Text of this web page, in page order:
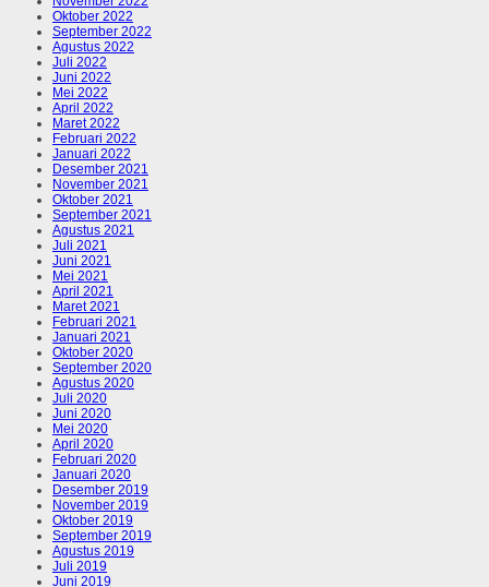
Oktober 2022
September 2022
Agustus 2022
Juli 2022
Juni 2022
Mei 2022
April 2022
Maret 2022
Februari 2022
Januari 2022
Desember 2021
November 2021
Oktober 2021
September 2021
Agustus 2021
Juli 2021
Juni 2021
Mei 2021
April 2021
Maret 2021
Februari 2021
Januari 2021
Oktober 2020
September 2020
Agustus 2020
Juli 2020
Juni 2020
Mei 2020
April 2020
Februari 2020
Januari 2020
Desember 2019
November 2019
Oktober 2019
September 2019
Agustus 2019
Juli 2019
Juni 2019